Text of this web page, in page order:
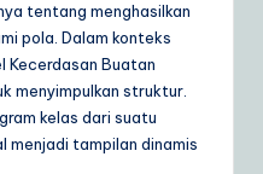
tentang menghasilkan
pola. Dalam konteks
Kecerdasan Buatan
menyimpulkan struktur.
kelas dari suatu
menjadi tampilan dinamis